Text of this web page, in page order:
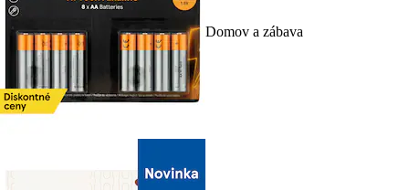
Domov a zábava